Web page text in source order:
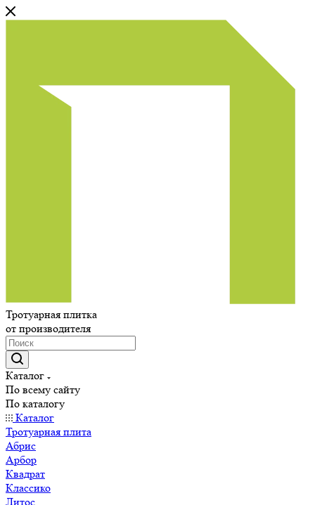
Тротуарная плитка
от производителя
Каталог
По всему сайту
По каталогу
Каталог
Тротуарная плита
Абрис
Арбор
Квадрат
Классико
Литос